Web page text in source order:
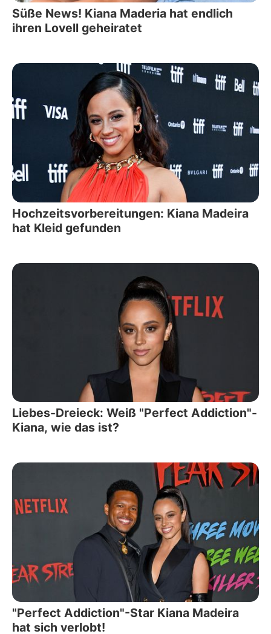
Süße News! Kiana Maderia hat endlich
ihren Lovell geheiratet
Hochzeitsvorbereitungen: Kiana Madeira
hat Kleid gefunden
Liebes-Dreieck: Weiß "Perfect Addiction"-
Kiana, wie das ist?
"Perfect Addiction"-Star Kiana Madeira
hat sich verlobt!